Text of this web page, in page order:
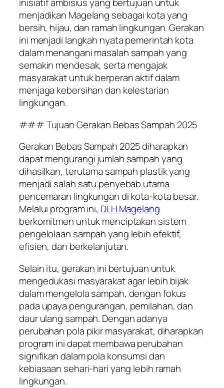
inisiatif ambisius yang bertujuan untuk
menjadikan Magelang sebagai kota yang
bersih, hijau, dan ramah lingkungan. Gerakan
ini menjadi langkah nyata pemerintah kota
dalam menangani masalah sampah yang
semakin mendesak, serta mengajak
masyarakat untuk berperan aktif dalam
menjaga kebersihan dan kelestarian
lingkungan.
### Tujuan Gerakan Bebas Sampah 2025
Gerakan Bebas Sampah 2025 diharapkan
dapat mengurangi jumlah sampah yang
dihasilkan, terutama sampah plastik yang
menjadi salah satu penyebab utama
pencemaran lingkungan di kota-kota besar.
Melalui program ini, DLH Magelang
berkomitmen untuk menciptakan sistem
pengelolaan sampah yang lebih efektif,
efisien, dan berkelanjutan.
Selain itu, gerakan ini bertujuan untuk
mengedukasi masyarakat agar lebih bijak
dalam mengelola sampah, dengan fokus
pada upaya pengurangan, pemilahan, dan
daur ulang sampah. Dengan adanya
perubahan pola pikir masyarakat, diharapkan
program ini dapat membawa perubahan
signifikan dalam pola konsumsi dan
kebiasaan sehari-hari yang lebih ramah
lingkungan.